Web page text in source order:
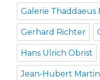
Galerie Thaddaeus
Gerhard Richter
Hans Ulrich Obrist
Jean-Hubert Martin